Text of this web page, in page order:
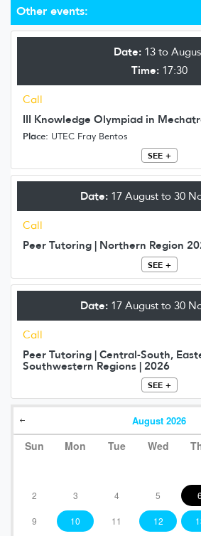
Other events:
Date: 13 to
Time:17:30
Call
III Knowledge Olympiad in
Place: UTEC Fray Bentos
SEE +
Date:17 August to 30
Call
Peer Tutoring | Northern Region
SEE +
Date:17 August to 30
Call
Peer Tutoring | Central-South,
Southwestern Regions | 2026
SEE +
August 2026
Sun Mon Tue Wed
2 3 4 5 6
9 10 11 12